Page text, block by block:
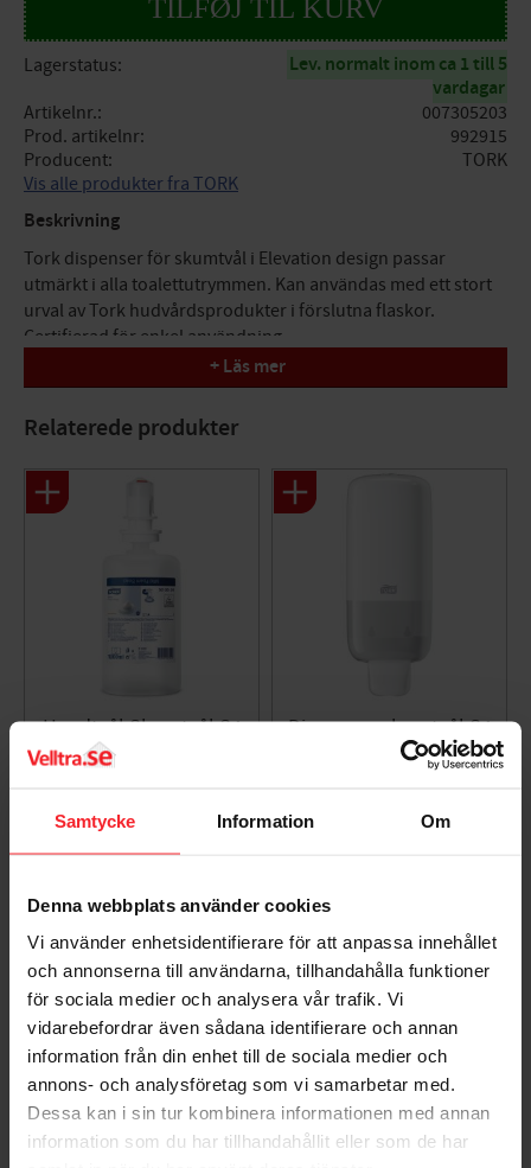
Samtycke Information Om
Denna webbplats använder cookies
Vi använder enhetsidentifierare för att anpassa innehållet
och annonserna till användarna, tillhandahålla funktioner
för sociala medier och analysera vår trafik. Vi
vidarebefordrar även sådana identifierare och annan
information från din enhet till de sociala medier och
annons- och analysföretag som vi samarbetar med.
Dessa kan i sin tur kombinera informationen med annan
information som du har tillhandahållit eller som de har
Lagerstatus
Lev. normalt inom ca 1 till 5
vardagar
Artikelnr.
007305203
Prod. artikelnr
992915
Producent
TORK
Vis alle produkter fra TORK
Beskrivning
Tork dispenser för skumtvål i Elevation design passar
utmärkt i alla toalettutrymmen. Kan användas med ett stort
urval av Tork hudvårdsprodukter i förslutna flaskor.
Certifierad för enkel användning.
+ Läs mer
Bedømmelser
Dig
Relaterede produkter
Handtvål Skumtvål S4
Tork 1L, 6 Pack
1.091
Dispenser skumtvål S4
Tork Vit